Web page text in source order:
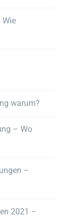
Wie
warum?
– Wo
–
2021 –